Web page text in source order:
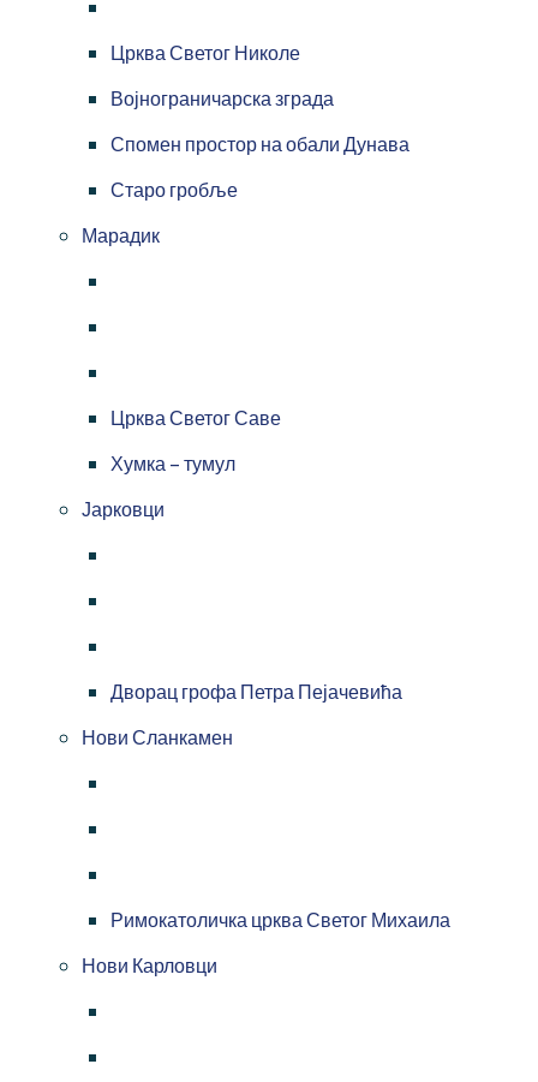
Црква Светог Николе
Војнограничарска зграда
Спомен простор на обали Дунава
Старо гробље
Марадик
Црква Светог Саве
Хумка – тумул
Јарковци
Дворац грофа Петра Пејачевића
Нови Сланкамен
Римокатоличка црква Светог Михаила
Нови Карловци